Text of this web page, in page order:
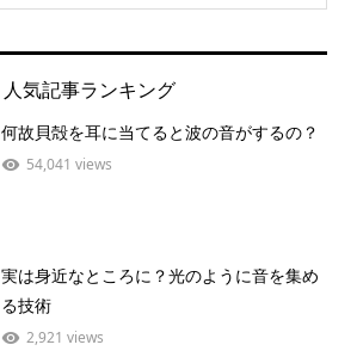
人気記事ランキング
何故貝殻を耳に当てると波の音がするの？
54,041 views
実は身近なところに？光のように音を集め
る技術
2,921 views